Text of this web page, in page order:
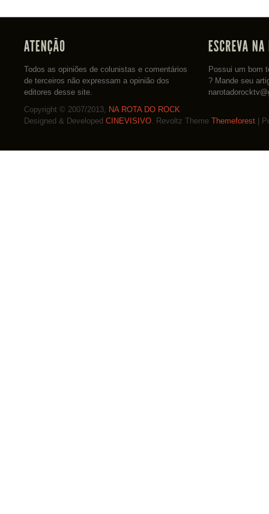
Todos as opiniões de colunistas e comentários
de terceiros não expressam a opinião dos
editores desse site.
Possui um bom
? Mande seu
Copyright © 2007/2013, NA ROTA DO ROCK
Designed & Developed CINEVISIVO. Revoltz Theme Themeforest |